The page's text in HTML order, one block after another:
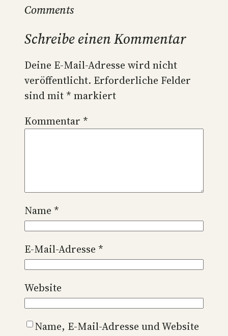
Comments
Schreibe einen Kommentar
Deine E-Mail-Adresse wird nicht
veröffentlicht. Erforderliche Felder
sind mit * markiert
Kommentar *
Name *
E-Mail-Adresse *
Website
Name, E-Mail-Adresse und Website